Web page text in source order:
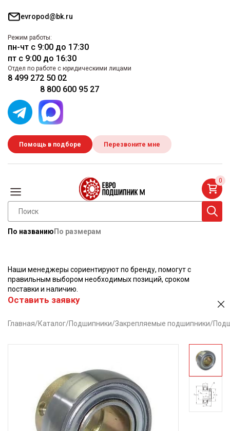
evropod@bk.ru
Режим работы:
пн-чт с 9:00 до 17:30
пт с 9:00 до 16:30
Отдел по работе с юридическими лицами
8 499 272 50 02
8 800 600 95 27
Помощь в подборе Перезвоните мне
По названию По размерам
0
Наши менеджеры сориентируют по бренду, помогут с
правильным выбором необходимых позиций, сроком
поставки и наличию.
Оставить заявку
Главная/Каталог/Подшипники/Закрепляемые подшипники/